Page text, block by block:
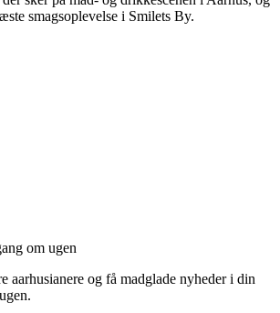
smagsoplevelse i Smilets By.
om ugen
aarhusianere og få madglade nyheder i din